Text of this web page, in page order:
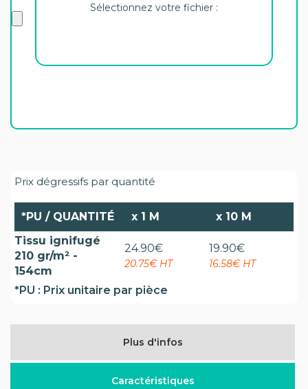
Sélectionnez votre fichier :
Prix dégressifs par quantité
*PU / QUANTITÉ x 1 M x 10 M
Tissu ignifugé
210 gr/m² -
154cm
24.90€
20.75€ HT
19.90€
16.58€ HT
*PU : Prix unitaire par pièce
Plus d'infos
Caractéristiques